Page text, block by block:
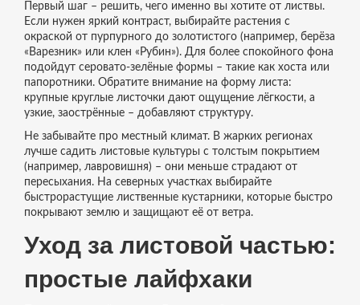
Первый шаг – решить, чего именно вы хотите от листвы.
Если нужен яркий контраст, выбирайте растения с
окраской от пурпурного до золотистого (например, берёза
«Варезник» или клен «Рубин»). Для более спокойного фона
подойдут серовато‑зелёные формы – такие как хоста или
папоротники. Обратите внимание на форму листа:
крупные круглые листочки дают ощущение лёгкости, а
узкие, заострённые – добавляют структуру.
Не забывайте про местный климат. В жарких регионах
лучше садить листовые культуры с толстым покрытием
(например, лавровишня) – они меньше страдают от
пересыхания. На северных участках выбирайте
быстрорастущие лиственные кустарники, которые быстро
покрывают землю и защищают её от ветра.
Уход за листовой частью:
простые лайфхаки